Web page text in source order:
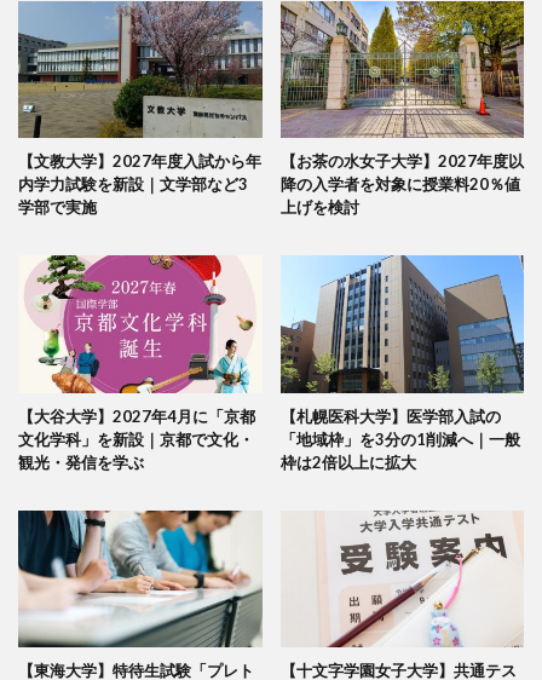
【文教大学】2027年度入試から年
内学力試験を新設｜文学部など3
学部で実施
【お茶の水女子大学】2027年度以
降の入学者を対象に授業料20％値
上げを検討
【大谷大学】2027年4月に「京都
文化学科」を新設｜京都で文化・
観光・発信を学ぶ
【札幌医科大学】医学部入試の
「地域枠」を3分の1削減へ｜一般
枠は2倍以上に拡大
【東海大学】特待生試験「プレト 【十文字学園女子大学】共通テス